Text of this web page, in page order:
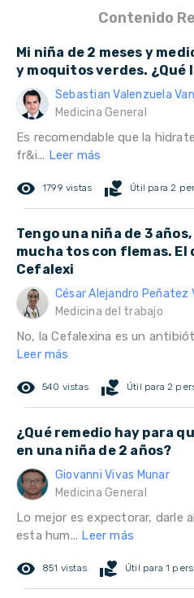
Contenido
Mi niña de 2 meses y
y moquitos verdes. ¿Qué
Sebastian Valenzuela
Medicina General
Es recomendable que la
fr&i... Leer más
remove_red_eye 1799 vistas volunteer_activism Útil para 2
Tengo una niña de 3
mucha tos con flemas.
Cefalexi
César Alejandro Peñatez
Medicina del trabajo
No, la Cefalexina es un
Leer más
remove_red_eye 540 vistas volunteer_activism Útil para 2
¿Qué remedio hay para
en una niña de 2 años?
Giovanni Vivas Munar
Medicina General
Lo mejor es expectorar, darle
esta hum... Leer más
remove_red_eye 851 vistas volunteer_activism Útil para 1